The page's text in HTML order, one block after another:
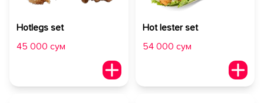
Hotlegs set
45 000 сум
Hot lester set
54 000 сум